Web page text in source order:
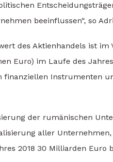
beeinflussen“, so
des Aktienhandels ist
Euro) im Laufe des
finanziellen Instrumenten
der rumänischen
aller
2018 30 Milliarden Euro